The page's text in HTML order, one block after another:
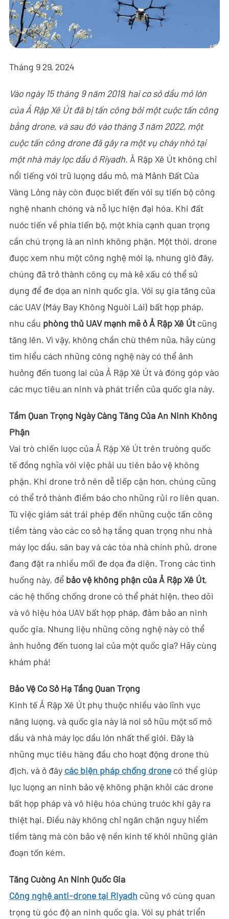
- - - ND-BR001 Ra-đa Phát Hiện Drone
- - - ND-BR014 Ra-đa Phát Hiện Drone
- - Thiết Bị Gây Nhiễu Anti-Drone
- - - ND-BD002 Thiết Bị Gây Nhiễu Anti-Drone Định Hướng
- - - ND-BD008 Thiết Bị Gây Nhiễu Anti-Drone Định Hướng
- - - ND-BD018 Thiết Bị Gây Nhiễu Anti-Drone Định Hướng
Toàn Băng
- - - ND-BO004 Thiết Bị Gây Nhiễu Anti-Drone Đa Hướng
- - Camera Anti-Drone
- - - ND-BC011 Camera Theo Dõi Anti-Drone
- - - ND-BR002 Máy Dò RF Anti-Drone
- - - ND-BR016 Máy Dò RF Anti-Drone Toàn Băng
- - - ND-BR019 Máy Dò RF Anti-Drone Cầm Tay
- - Hệ Thống Giả Mạo GPS
- - - ND-BG002 Thiết Bị Gây Nhiễu Giả Mạo GPS
- - ND-SV003 Hệ Thống Ra-đa Xuyên Tường
- - ND-SV004 Hệ Thống Ra-đa Xuyên Tường Di Động
- - ND-SV007 Hệ Thống Ra-đa Xuyên Tường 2D Cầm Tay
- - ND-SV009 Hệ Thống Ra-đa 3D Nhìn Xuyên Tường Di Động
- Hệ Thống Chặn Wi-Fi
- - ND-IM005 Hệ Thống Chặn Wi-Fi Tiêu Chuẩn
- - ND-IR001 Chó Robot Thông Minh
- - ND-IR002 Robot Chữa Cháy Di Động
- - ND-IR003 Robot Xử Lý Vật Liệu Nổ
- - ND-UR002 Phương Tiện Điều Khiển Từ Xa
Giải Pháp
- Giải Pháp Anti-Drone Cố Định
- Giải Pháp Anti-Drone Cầm Tay
- Giải Pháp Phát Hiện Anti-Drone
- Giải Pháp Gây Nhiễu Anti-Drone
- Giải Pháp Ra-đa Xuyên Tường
- Giải Pháp Hình Ảnh Xuyên Tường Di Động
- Giải Pháp Chặn Wi-Fi
Tòa Soạn
Tháng 9 29, 2024
Vào ngày 15 tháng 9 năm 2019, hai cơ sở dầu mỏ lớn
của Ả Rập Xê Út đã bị tấn công bởi một cuộc tấn công
bằng drone, và sau đó vào tháng 3 năm 2022, một
cuộc tấn công drone đã gây ra một vụ cháy nhỏ tại
một nhà máy lọc dầu ở Riyadh. Ả Rập Xê Út không chỉ
nổi tiếng với trữ lượng dầu mỏ, mà Mảnh Đất Của
Vàng Lỏng này còn được biết đến với sự tiến bộ công
nghệ nhanh chóng và nỗ lực hiện đại hóa. Khi đất
nước tiến về phía tiến bộ, một khía cạnh quan trọng
cần chú trọng là an ninh không phận. Một thời, drone
được xem như một công nghệ mới lạ, nhưng giờ đây,
chúng đã trở thành công cụ mà kẻ xấu có thể sử
dụng để đe dọa an ninh quốc gia. Với sự gia tăng của
các UAV (Máy Bay Không Người Lái) bất hợp pháp,
nhu cầu phòng thủ UAV mạnh mẽ ở Ả Rập Xê Útcũng
tăng lên. Vì vậy, không chần chừ thêm nữa, hãy cùng
tìm hiểu cách những công nghệ này có thể ảnh
hưởng đến tương lai của Ả Rập Xê Út và đóng góp vào
các mục tiêu an ninh và phát triển của quốc gia này.
Tầm Quan Trọng Ngày Càng Tăng Của An Ninh Không
Phận
Vai trò chiến lược của Ả Rập Xê Út trên trường quốc
tế đồng nghĩa với việc phải ưu tiên bảo vệ không
phận. Khi drone trở nên dễ tiếp cận hơn, chúng cũng
có thể trở thành điềm báo cho những rủi ro liên quan.
Từ việc giám sát trái phép đến những cuộc tấn công
tiềm tàng vào các cơ sở hạ tầng quan trọng như nhà
máy lọc dầu, sân bay và các tòa nhà chính phủ, drone
đang đặt ra nhiều mối đe dọa đa diện. Trong các tình
huống này, để bảo vệ không phận của Ả Rập Xê Út,
các hệ thống chống drone có thể phát hiện, theo dõi
và vô hiệu hóa UAV bất hợp pháp, đảm bảo an ninh
quốc gia. Nhưng liệu những công nghệ này có thể
ảnh hưởng đến tương lai của một quốc gia? Hãy cùng
khám phá!
Bảo Vệ Cơ Sở Hạ Tầng Quan Trọng
Kinh tế Ả Rập Xê Út phụ thuộc nhiều vào lĩnh vực
năng lượng, và quốc gia này là nơi sở hữu một số mỏ
dầu và nhà máy lọc dầu lớn nhất thế giới. Đây là
những mục tiêu hàng đầu cho hoạt động drone thù
địch, và ở đây các biện pháp chống dronecó thể giúp
lực lượng an ninh bảo vệ không phận khỏi các drone
bất hợp pháp và vô hiệu hóa chúng trước khi gây ra
thiệt hại. Điều này không chỉ ngăn chặn nguy hiểm
tiềm tàng mà còn bảo vệ nền kinh tế khỏi những gián
đoạn tốn kém.
Tăng Cường An Ninh Quốc Gia
Công nghệ anti-drone tại Riyadh cũng vô cùng quan
trọng từ góc độ an ninh quốc gia. Với sự phát triển